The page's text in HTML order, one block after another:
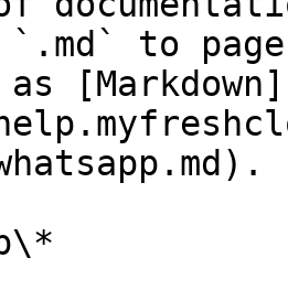
`.md` to
[Markdown]